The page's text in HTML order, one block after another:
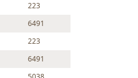
223
6491
223
6491